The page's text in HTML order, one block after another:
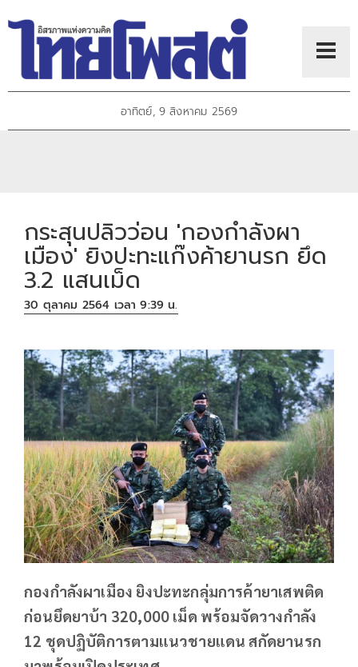
อาทิตย์, 9 สิงหาคม 2569
กระสุนปลิวว่อน 'กองกำลังผา
เมือง' ยิงปะทะแก๊งค้ายานรก ยึด
3.2 แสนเม็ด
30 ตุลาคม 2564 เวลา 9:39 น.
กองกำลังผาเมือง ยิงปะทะกลุ่มการค้ายาเสพติด
ก่อนยึดยาบ้า 320,000 เม็ด พร้อมจัดวางกำลัง
12 ชุดปฏิบัติการตามแนวชายแดน สกัดยานรก